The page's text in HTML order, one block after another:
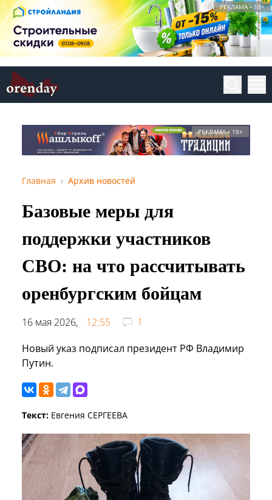
РЕКЛАМА • 18+
РЕКЛАМА • 18+
Главная Архив новостей
Базовые меры для
поддержки участников
СВО: на что рассчитывать
оренбургским бойцам
16 мая 2026, 12:55
1
Новый указ подписал президент РФ Владимир
Путин.
Текст: Евгения СЕРГЕЕВА